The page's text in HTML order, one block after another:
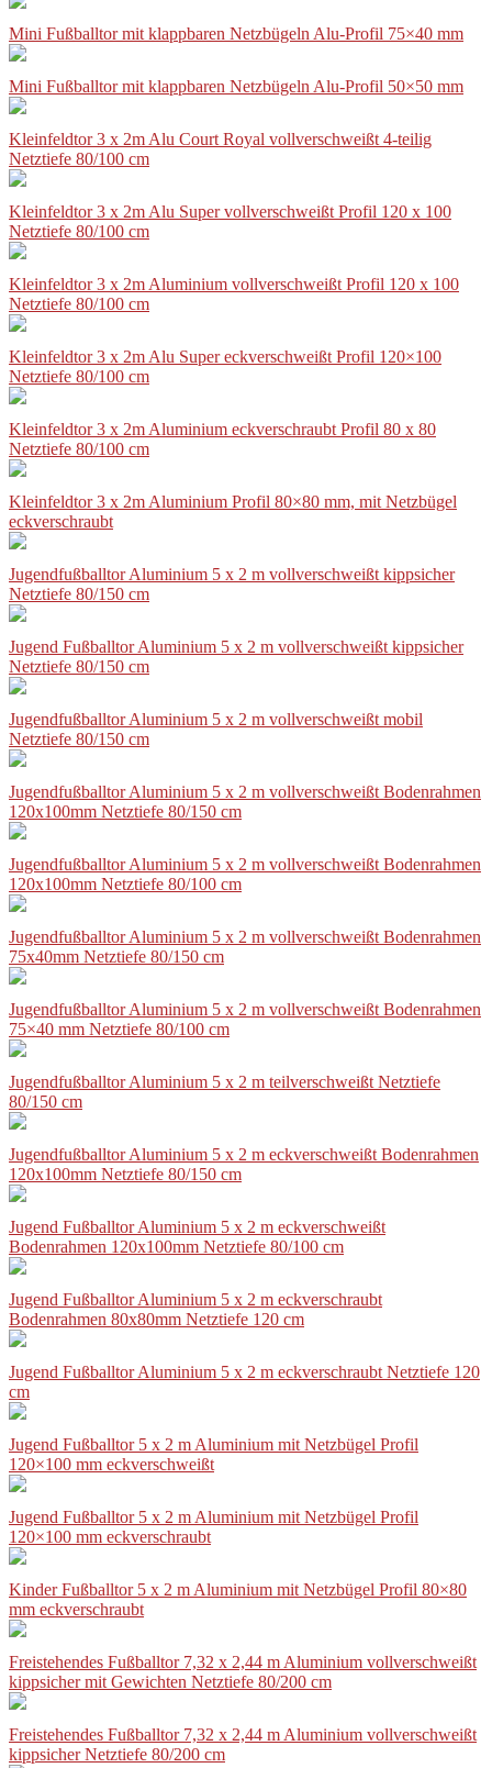
Mini Fußballtor mit klappbaren Netzbügeln Alu-Profil 75×40 mm
Mini Fußballtor mit klappbaren Netzbügeln Alu-Profil 50×50 mm
Kleinfeldtor 3 x 2m Alu Court Royal vollverschweißt 4-teilig
Netztiefe 80/100 cm
Kleinfeldtor 3 x 2m Alu Super vollverschweißt Profil 120 x 100
Netztiefe 80/100 cm
Kleinfeldtor 3 x 2m Aluminium vollverschweißt Profil 120 x 100
Netztiefe 80/100 cm
Kleinfeldtor 3 x 2m Alu Super eckverschweißt Profil 120×100
Netztiefe 80/100 cm
Kleinfeldtor 3 x 2m Aluminium eckverschraubt Profil 80 x 80
Netztiefe 80/100 cm
Kleinfeldtor 3 x 2m Aluminium Profil 80×80 mm, mit Netzbügel
eckverschraubt
Jugendfußballtor Aluminium 5 x 2 m vollverschweißt kippsicher
Netztiefe 80/150 cm
Jugend Fußballtor Aluminium 5 x 2 m vollverschweißt kippsicher
Netztiefe 80/150 cm
Jugendfußballtor Aluminium 5 x 2 m vollverschweißt mobil
Netztiefe 80/150 cm
Jugendfußballtor Aluminium 5 x 2 m vollverschweißt Bodenrahmen
120x100mm Netztiefe 80/150 cm
Jugendfußballtor Aluminium 5 x 2 m vollverschweißt Bodenrahmen
120x100mm Netztiefe 80/100 cm
Jugendfußballtor Aluminium 5 x 2 m vollverschweißt Bodenrahmen
75x40mm Netztiefe 80/150 cm
Jugendfußballtor Aluminium 5 x 2 m vollverschweißt Bodenrahmen
75×40 mm Netztiefe 80/100 cm
Jugendfußballtor Aluminium 5 x 2 m teilverschweißt Netztiefe
80/150 cm
Jugendfußballtor Aluminium 5 x 2 m eckverschweißt Bodenrahmen
120x100mm Netztiefe 80/150 cm
Jugend Fußballtor Aluminium 5 x 2 m eckverschweißt
Bodenrahmen 120x100mm Netztiefe 80/100 cm
Jugend Fußballtor Aluminium 5 x 2 m eckverschraubt
Bodenrahmen 80x80mm Netztiefe 120 cm
Jugend Fußballtor Aluminium 5 x 2 m eckverschraubt Netztiefe 120
cm
Jugend Fußballtor 5 x 2 m Aluminium mit Netzbügel Profil
120×100 mm eckverschweißt
Jugend Fußballtor 5 x 2 m Aluminium mit Netzbügel Profil
120×100 mm eckverschraubt
Kinder Fußballtor 5 x 2 m Aluminium mit Netzbügel Profil 80×80
mm eckverschraubt
Freistehendes Fußballtor 7,32 x 2,44 m Aluminium vollverschweißt
kippsicher mit Gewichten Netztiefe 80/200 cm
Freistehendes Fußballtor 7,32 x 2,44 m Aluminium vollverschweißt
kippsicher Netztiefe 80/200 cm